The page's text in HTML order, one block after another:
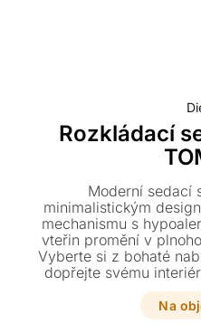
Rozkládací
Moderní sedací
minimalistickým
mechanismu s
vteřin promění v
Vyberte si z bohaté
dopřejte svému
zaručí jedinečný
Na